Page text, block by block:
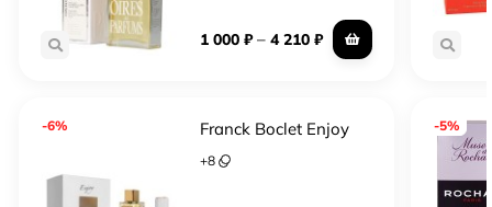
1 000₽–4 210₽
-6% Franck Boclet Enjoy
+8
-5%